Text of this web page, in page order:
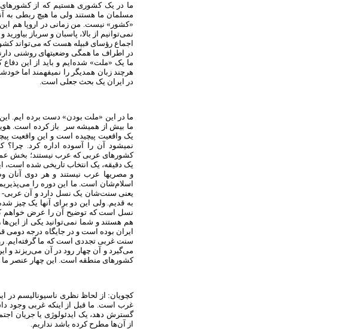
ما در یک کشوری هستیم که از کشورهای
مسلمان ما هستند ولی ما هیچ ربطی به
«کشور» نیست. من زمانی در اروپا هم
نمی‌توانیم از بالا، پاسبان و سرباز
اجماع رؤسای قبیله هست که می‌تواند
در اطراف ما همگی وضعیتهای روشنی
ما یک «ملت» شده‌ایم و باید از این دفاع
هرچند زبان همدیگر را نمیفهمند اما
در ایران یک بحث جعلی است.
ما در این «ملت بودن» دست برده ایم.
ما بیش از همیشه سر باز کرده است.
یک واقعیت پیچیده است و این
نمیشود آن را آسوده اداره کرد.
کشورهای عربی که عرب نیستند؛ بخش
یک دقیقه، یک انتخاب تاریخی شده است،
و مصری­ها عرب نیستند و هر دوی آنان
اسلام‌شان است. ما این دوره را
یعنی سنت‌شان یک نسل دارد و آن
به قدیم. ولی این دو برای آنها یک چیز
نسل است که توضیح آن را عرض خواهم
هم هستند و شما نمی‌توانید یکی از
ایران بوده است و در جایگاه درجه دومی
سنت غربی تجددی است که ما گرفته‌ایم.
می‌گیرد و آن چهار رود در آن می‌ریزند و
کشورهای منطقه است. این چهار عنصر
کچویان: از لحاظ نظری ناسیونالیسم در
غرب است. ما قبل از اینکه غربی وجود
گسترش دهد، یک ایدئولوژی یا جریان
از آن‌ها مطرح کرده باشد نداریم.